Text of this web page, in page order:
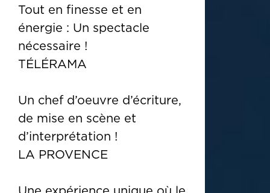
Tout en finesse et en
énergie : Un spectacle
nécessaire !
TÉLÉRAMA
Un chef d’oeuvre d’écriture,
de mise en scène et
d’interprétation !
LA PROVENCE